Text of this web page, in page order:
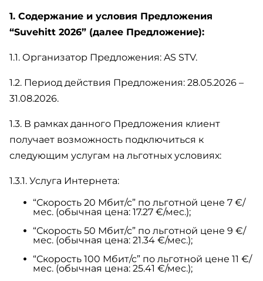
1. Содержание и условия Предложения
“Suvehitt 2026” (далее Предложение):
1.1. Организатор Предложения: AS STV.
1.2. Период действия Предложения: 28.05.2026 –
31.08.2026.
1.3. В рамках данного Предложения клиент
получает возможность подключиться к
следующим услугам на льготных условиях:
1.3.1. Услуга Интернета:
“Скорость 20 Мбит/с” по льготной цене 7 €/
мес. (обычная цена: 17.27 €/мес.);
“Скорость 50 Мбит/с” по льготной цене 9 €/
мес. (обычная цена: 21.34 €/мес.);
“Скорость 100 Мбит/с” по льготной цене 11 €/
мес. (обычная цена: 25.41 €/мес.);